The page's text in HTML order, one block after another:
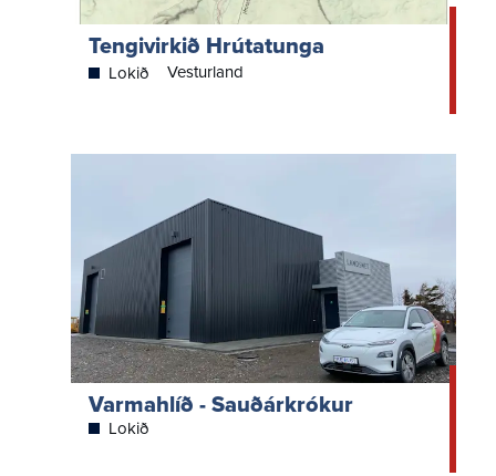
Tengivirkið Hrútatunga
Lokið Vesturland
Varmahlíð - Sauðárkrókur
Lokið